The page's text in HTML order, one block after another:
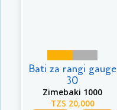
Bati za rangi gauge
30
Zimebaki 1000
TZS 20,000